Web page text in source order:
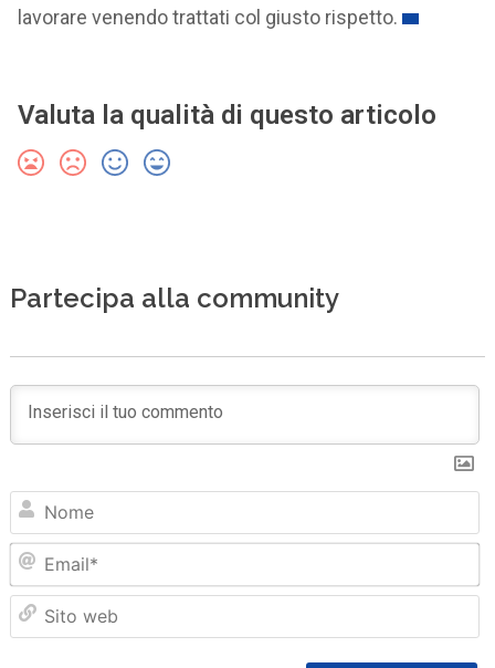
lavorare venendo trattati col giusto rispetto.
Valuta la qualità di questo articolo
Partecipa alla community